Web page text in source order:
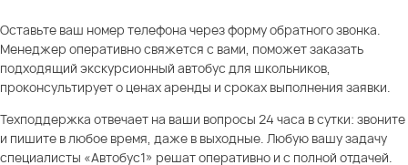
Оставьте ваш номер телефона через форму обратного звонка.
Менеджер оперативно свяжется с вами, поможет заказать
подходящий экскурсионный автобус для школьников,
проконсультирует о ценах аренды и сроках выполнения заявки.
Техподдержка отвечает на ваши вопросы 24 часа в сутки: звоните
и пишите в любое время, даже в выходные. Любую вашу задачу
специалисты «Автобус1» решат оперативно и с полной отдачей.